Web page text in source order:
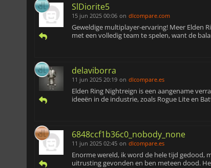
SlDiorite5
15 jun 2025 00:06 on dlcompare.com
Geweldige multiplayer-ervaring! Meer Elden
met een volledig team te spelen, want de
delaviborra
11 jun 2025 20:19 on dlcompare.es
Elden Ring Nightreign is een aangename
ideeën in de industrie, zoals Rogue Lite en
6848ccf1b36c0_nobody_none
11 jun 2025 02:45 on dlcompare.es
Enorme wereld, ik word de hele tijd gedood,
uitrusting gevonden en ben meteen dood.